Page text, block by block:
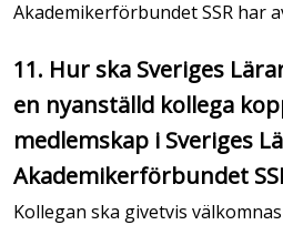
Akademikerförbundet SSR har
11. Hur ska Sveriges
en nyanställd kollega
medlemskap i Sveriges
Akademikerförbundet
Kollegan ska givetvis